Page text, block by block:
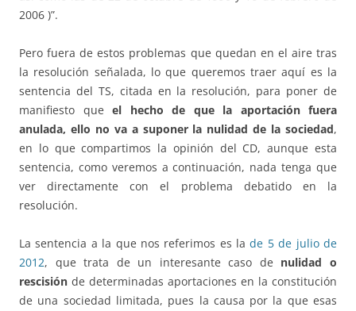
2006 )”.
Pero fuera de estos problemas que quedan en el aire tras
la resolución señalada, lo que queremos traer aquí es la
sentencia del TS, citada en la resolución, para poner de
manifiesto que el hecho de que la aportación fuera
anulada, ello no va a suponer la nulidad de la sociedad,
en lo que compartimos la opinión del CD, aunque esta
sentencia, como veremos a continuación, nada tenga que
ver directamente con el problema debatido en la
resolución.
La sentencia a la que nos referimos es lade 5 de julio de
2012, que trata de un interesante caso de nulidad o
rescisión de determinadas aportaciones en la constitución
de una sociedad limitada, pues la causa por la que esas